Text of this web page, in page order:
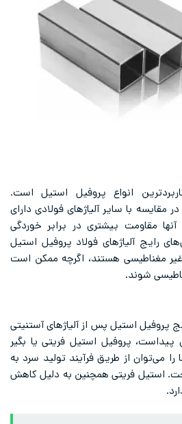
انواع پروفیل استیل است.
مقایسه با سایر آلیاژهای فولادی دارای
مقاومت بیشتری در برابر خوردگی
رایج آلیاژهای فولاد پروفیل استیل
مغناطیسی هستند، اگرچه ممکن است
شوند.
پروفیل استیل پس از آلیاژهای آستنیتی
پیداست، پروفیل استیل فریتی یا بگیر
می‌توان از طریق فرآیند تولید سرد به
استیل فریتی همچنین به دلیل کاهش